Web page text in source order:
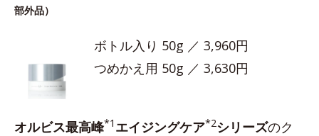
部外品）
ボトル入り 50g ／ 3,960円
つめかえ用 50g ／ 3,630円
オルビス最高峰*1 エイジングケア*2シリーズのク